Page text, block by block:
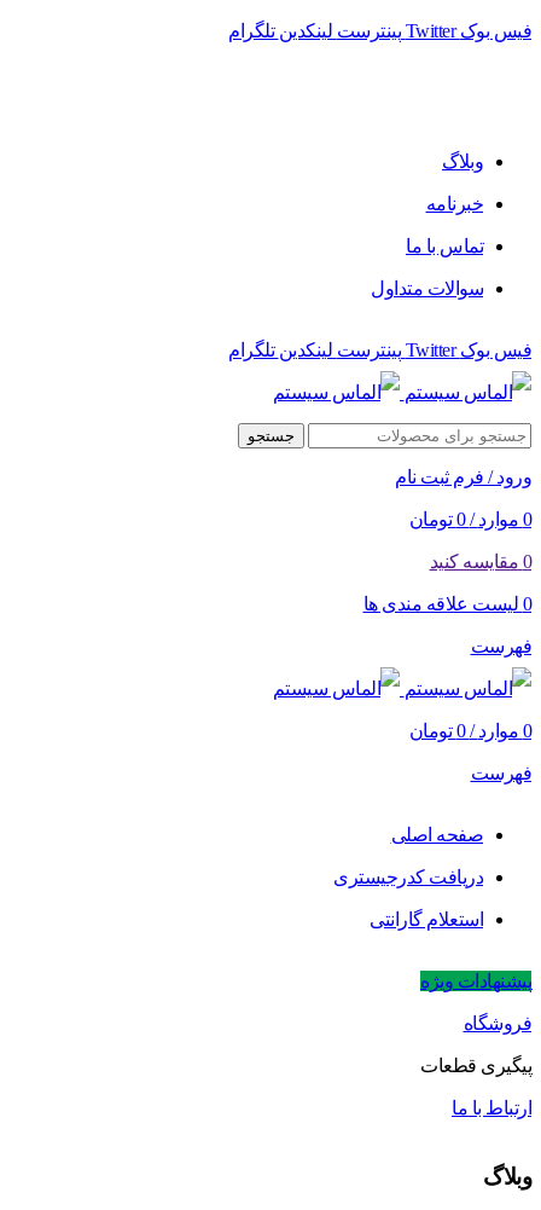
فیس بوک Twitter پینترست لینکدین تلگرام
وبلاگ
خبرنامه
تماس با ما
سوالات متداول
فیس بوک Twitter پینترست لینکدین تلگرام
جستجو
ورود / فرم ثبت نام
0 موارد /
0 تومان
0 مقایسه کنید
0 لیست علاقه مندی ها
فهرست
0 موارد /
0 تومان
فهرست
صفحه اصلی
دریافت کدرجیستری
استعلام گارانتی
پیشنهادات ویژه
فروشگاه
پیگیری قطعات
ارتباط با ما
وبلاگ